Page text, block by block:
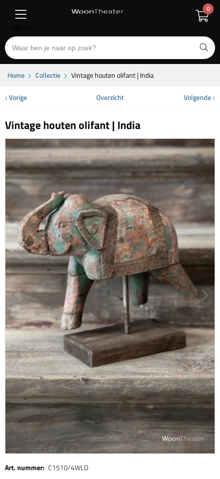
0
Home Collectie Vintage houten olifant | India
Vorige Overzicht Volgende
Vintage houten olifant | India
Art. nummer: C1510/4WLD